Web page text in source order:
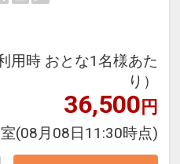
「朝食付プラン」
と「朝食付プラ
。
らかを【食事条
用時 おとな1名様あた
り）
36,500円
(08月08日11:30時点)